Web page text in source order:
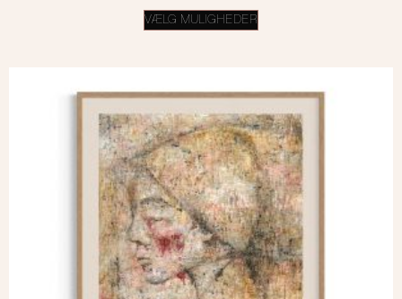
VÆLG MULIGHEDER